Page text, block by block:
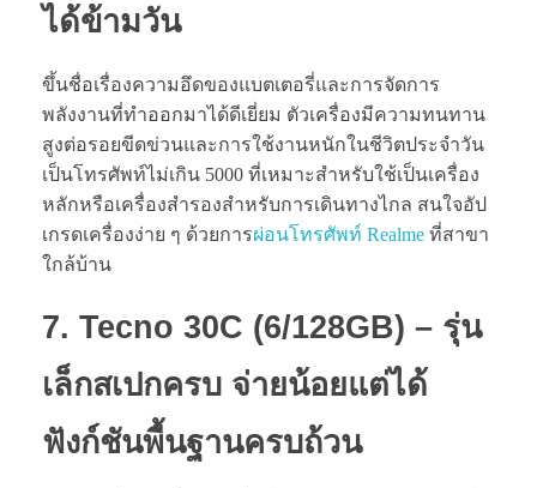
ได้ข้ามวัน
ขึ้นชื่อเรื่องความอึดของแบตเตอรี่และการจัดการ
พลังงานที่ทำออกมาได้ดีเยี่ยม ตัวเครื่องมีความทนทาน
สูงต่อรอยขีดข่วนและการใช้งานหนักในชีวิตประจำวัน
เป็นโทรศัพท์ไม่เกิน 5000 ที่เหมาะสำหรับใช้เป็นเครื่อง
หลักหรือเครื่องสำรองสำหรับการเดินทางไกล สนใจอัป
เกรดเครื่องง่าย ๆ ด้วยการผ่อนโทรศัพท์ Realme ที่สาขา
ใกล้บ้าน
7. Tecno 30C (6/128GB) – รุ่น
เล็กสเปกครบ จ่ายน้อยแต่ได้
ฟังก์ชันพื้นฐานครบถ้วน